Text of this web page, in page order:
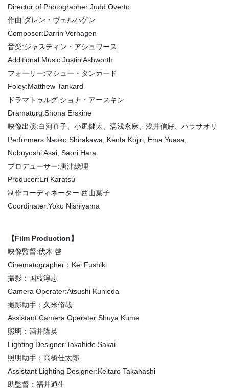
Director of Photographer:Judd Overto
作曲:ダレン・ヴェルハゲン
Composer:Darrin Verhagen
音楽:ジャスティン・アシュワース
Additional Music:Justin Ashworth
フォーリー:マシュー・タンカード
Foley:Matthew Tankard
ドラマトゥルグ:ショナ・アースキン
Dramaturg:Shona Erskine
映像出演:白河直子、小㞍健太、湯浅永麻、浅井信好、ハラサオリ
Performers:Naoko Shirakawa, Kenta Kojiri, Ema Yuasa,
Nobuyoshi Asai, Saori Hara
プロデューサー:唐津絵理
Producer:Eri Karatsu
制作コーディネーター:西山葉子
Coordinater:Yoko Nishiyama
【Film Production】
映像監督:伏木 啓
Cinematographer：Kei Fushiki
撮影：国枝淳志
Camera Operater:Atsushi Kunieda
撮影助手：久米脩哉
Assistant Camera Operater:Shuya Kume
照明：酒井隆英
Lighting Designer:Takahide Sakai
照明助手：高橋佳太郎
Assistant Lighting Designer:Keitaro Takahashi
助監督：福井通生